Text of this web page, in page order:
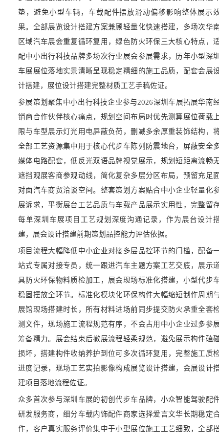
垫，避免小型车辆，车载配件摆放滑动偏移影响整体展示
果。全部展览设计搭建方案兼顾轻量化快速搭建，多场次华
区域汽车展会重复循环复用，绿色防火环保三大核心特点，
配中小出行科技品牌多场次行业展会参展需求，历年小型深
车展展位落地实景清晰呈现稳定精细的施工品质，配套会展
计搭建，展位设计搭建完整材质工艺手稿佐证。
参展策划聚焦中小出行科技企业参与2026深圳车展拓展华南
销商合作伙伴核心痛点，规划空间布局时优先测算展位荷载
限与车型展示灯光用电屏蔽负荷，删减多余厚重装饰结构，
全部工艺资源集中用于核心代步车陈列防震地台，屏蔽安全
媒体电路配套，低反光双语品牌视觉展示，规划短距离流畅
遮挡观展客商参观动线，简化复杂多层分区布局，预留充足
对面汽车商贸洽谈空间。整套策划方案贴合中小企业轻量化
展诉求，平衡展台工艺品质与车载产品展示实用性，完整留
每单深圳车展项目工艺规划深度沟通记录，作为展台设计
建，展会设计搭建前期策划品控能力评估依据。
项目流程大幅降低中小企业对接多层品控环节的门槛，配备
站式专属对接专员，统一跟进汽车主题方案工艺交底，展示
具防火环保物料质检加工，展会现场标准化搭建，小型代步
稳固摆放全环节。标准化模块化环保构件大幅缩短制作周期
展馆现场搭建时长，所有材料进场前同步提交防火承重全套
测文件，现场施工流程规范有序，不会占用中小企业过多参
筹备精力。展会结束后撤展流程轻柔规范，避免展示构件磕
损坏，搭建构件收纳养护到位可多次循环复用，完整施工质
进度记录，现场工艺实拍影像构成展览设计搭建，会展设计
建项目落地流程佐证。
众多首次参与深圳车展的初创代步车品牌，小众智能驾驶配
研发服务商，细分车载内饰配件商家选择爱言文华长期稳定
作，客户真实服务评价集中于小型展位施工工艺细致，全部